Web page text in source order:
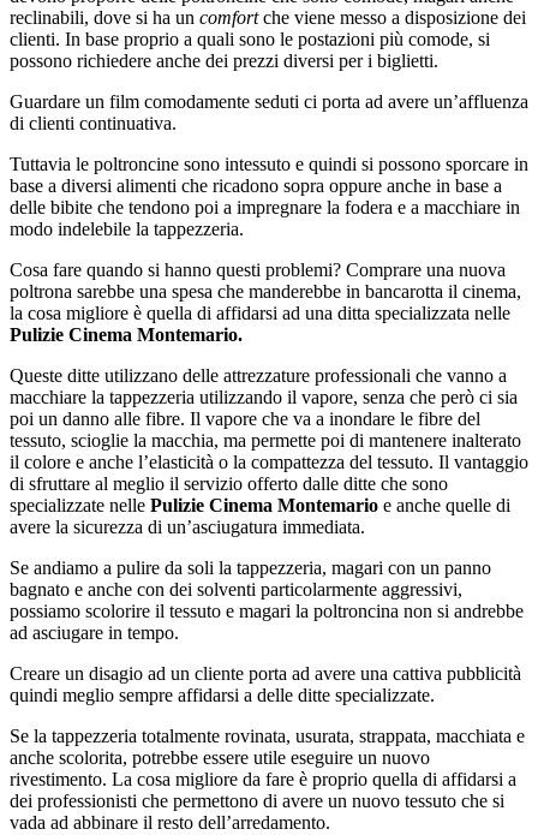
reclinabili, dove si ha un comfortche viene messo a disposizione dei
clienti. In base proprio a quali sono le postazioni più comode, si
possono richiedere anche dei prezzi diversi per i biglietti.
Guardare un film comodamente seduti ci porta ad avere un’affluenza
di clienti continuativa.
Tuttavia le poltroncine sono intessuto e quindi si possono sporcare in
base a diversi alimenti che ricadono sopra oppure anche in base a
delle bibite che tendono poi a impregnare la fodera e a macchiare in
modo indelebile la tappezzeria.
Cosa fare quando si hanno questi problemi? Comprare una nuova
poltrona sarebbe una spesa che manderebbe in bancarotta il cinema,
la cosa migliore è quella di affidarsi ad una ditta specializzata nelle
Pulizie Cinema Montemario.
Queste ditte utilizzano delle attrezzature professionali che vanno a
macchiare la tappezzeria utilizzando il vapore, senza che però ci sia
poi un danno alle fibre. Il vapore che va a inondare le fibre del
tessuto, scioglie la macchia, ma permette poi di mantenere inalterato
il colore e anche l’elasticità o la compattezza del tessuto. Il vantaggio
di sfruttare al meglio il servizio offerto dalle ditte che sono
specializzate nelle Pulizie Cinema Montemario e anche quelle di
avere la sicurezza di un’asciugatura immediata.
Se andiamo a pulire da soli la tappezzeria, magari con un panno
bagnato e anche con dei solventi particolarmente aggressivi,
possiamo scolorire il tessuto e magari la poltroncina non si andrebbe
ad asciugare in tempo.
Creare un disagio ad un cliente porta ad avere una cattiva pubblicità
quindi meglio sempre affidarsi a delle ditte specializzate.
Se la tappezzeria totalmente rovinata, usurata, strappata, macchiata e
anche scolorita, potrebbe essere utile eseguire un nuovo
rivestimento. La cosa migliore da fare è proprio quella di affidarsi a
dei professionisti che permettono di avere un nuovo tessuto che si
vada ad abbinare il resto dell’arredamento.